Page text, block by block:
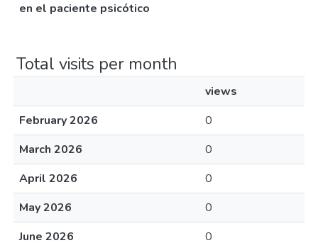
en el paciente psicótico
Total visits per month
views
February 2026
0
March 2026
0
April 2026
0
May 2026
0
June 2026
0